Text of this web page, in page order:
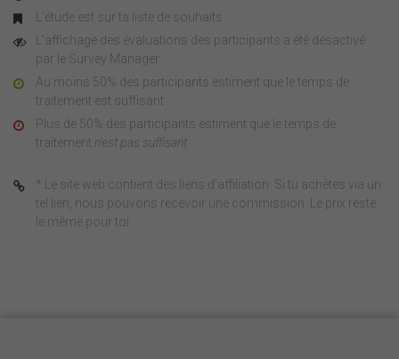
L'étude est sur ta liste de souhaits
L'affichage des évaluations des participants a été désactivé
par le Survey Manager
Au moins 50% des participants estiment que le temps de
traitement est suffisant
Plus de 50% des participants estiment que le temps de
traitement n'est pas suffisant
* Le site web contient des liens d'affiliation. Si tu achètes via un
tel lien, nous pouvons recevoir une commission. Le prix reste
le même pour toi.